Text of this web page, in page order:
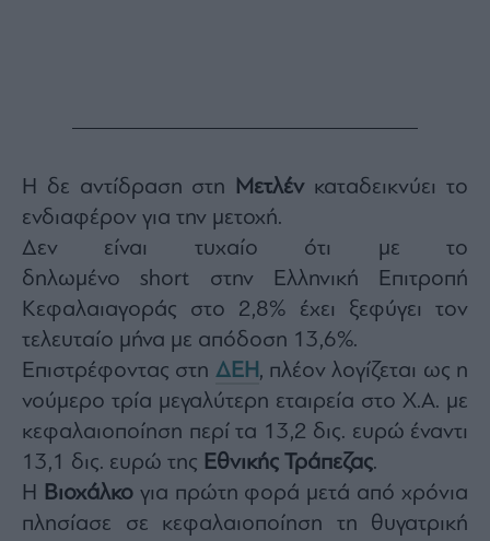
Η δε αντίδραση στη Μετλένκαταδεικνύει το
ενδιαφέρον για την μετοχή.
Δεν είναι τυχαίο ότι με το
δηλωμένο short στην Ελληνική Επιτροπή
Κεφαλαιαγοράς στο 2,8% έχει ξεφύγει τον
τελευταίο μήνα με απόδοση 13,6%.
Επιστρέφοντας στη ΔΕΗ, πλέον λογίζεται ως η
νούμερο τρία μεγαλύτερη εταιρεία στο Χ.Α. με
κεφαλαιοποίηση περί τα 13,2 δις. ευρώ έναντι
13,1 δις. ευρώ της Εθνικής Τράπεζας.
Η
Βιοχάλκογια πρώτη φορά μετά από χρόνια
πλησίασε σε κεφαλαιοποίηση τη θυγατρική